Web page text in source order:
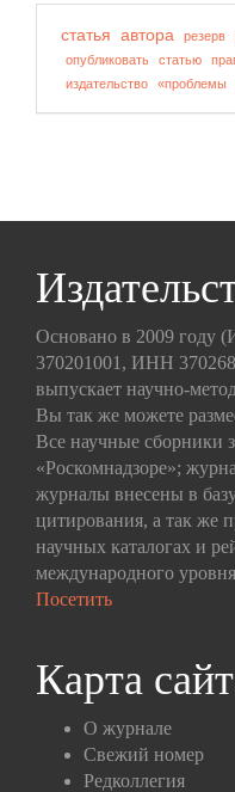
статья автора резерв
опубликовать
статью
издательство
«проблемы
Основано в 2009
370201001, ИНН
выпускает научно-
Вы так же можете
Все научные сборники
«Роскомнадзоре»;
журналы внесены в
цитирования, а так же
научных каталогах и
международного
Посетить
Карта
О журнале
Свежий номер
Редколлегия